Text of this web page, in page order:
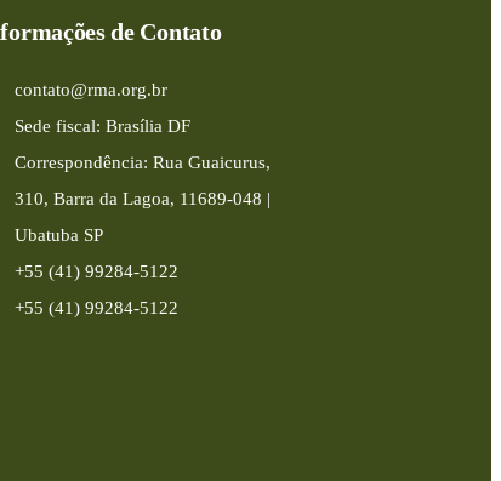
de Contato
contato@rma.org.br
Sede fiscal: Brasília DF
Correspondência: Rua Guaicurus,
310, Barra da Lagoa, 11689-048 |
Ubatuba SP
+55 (41) 99284-5122
+55 (41) 99284-5122